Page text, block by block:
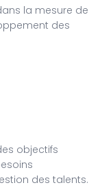
la mesure de
des
objectifs
des talents.